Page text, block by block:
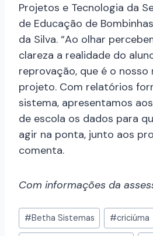
Projetos e Tecnologia da
de Educação de
da Silva. “Ao olhar
clareza a realidade do
reprovação, que é o
projeto. Com relatórios
sistema, apresentamos
de escola os dados para
agir na ponta, junto aos
comenta.
Com informações da
#Betha Sistemas #criciúma